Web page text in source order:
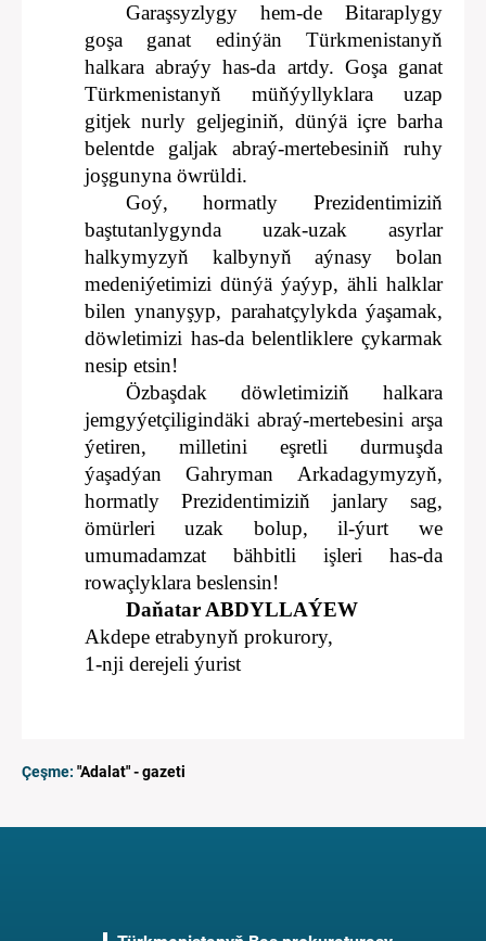
Garaşsyzlygy hem-de Bitaraplygy
goşa ganat edinýän Türkmenistanyň
halkara abraýy has-da artdy. Goşa ganat
Türkmenistanyň müňýyllyklara uzap
gitjek nurly geljeginiň, dünýä içre barha
belentde galjak abraý-mertebesiniň ruhy
joşgunyna öwrüldi.
Goý, hormatly Prezidentimiziň
baştutanlygynda uzak-uzak asyrlar
halkymyzyň kalbynyň aýnasy bolan
medeniýetimizi dünýä ýaýyp, ähli halklar
bilen ynanyşyp, parahatçylykda ýaşamak,
döwletimizi has-da belentliklere çykarmak
nesip etsin!
Özbaşdak döwletimiziň halkara
jemgyýetçiligindäki abraý-mertebesini arşa
ýetiren, milletini eşretli durmuşda
ýaşadýan Gahryman Arkadagymyzyň,
hormatly Prezidentimiziň janlary sag,
ömürleri uzak bolup, il-ýurt we
umumadamzat bähbitli işleri has-da
rowaçlyklara beslensin!
Daňatar ABDYLLAÝEW
Akdepe etrabynyň prokurory,
1-nji derejeli ýurist
Çeşme: "Adalat" - gazeti